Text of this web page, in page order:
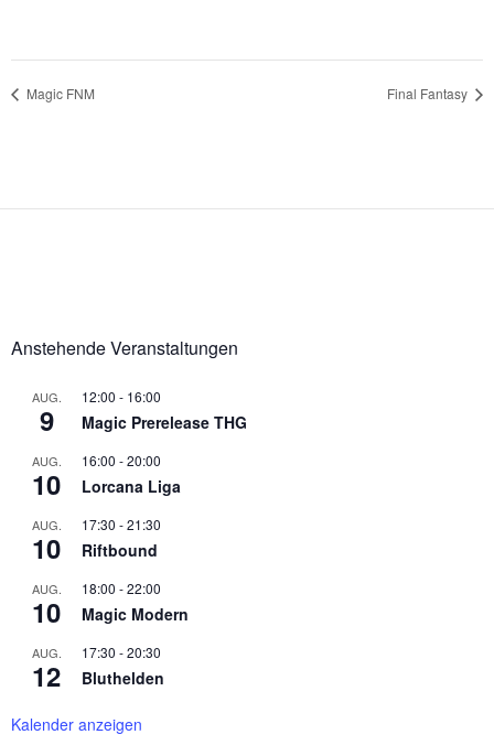
Magic FNM Final Fantasy
Anstehende Veranstaltungen
AUG.
9
12:00 - 16:00
Magic Prerelease THG
AUG.
10
16:00 -20:00
Lorcana Liga
AUG.
10
17:30 -21:30
Riftbound
AUG.
10
18:00 -22:00
Magic Modern
AUG.
12
17:30 -20:30
Bluthelden
Kalender anzeigen